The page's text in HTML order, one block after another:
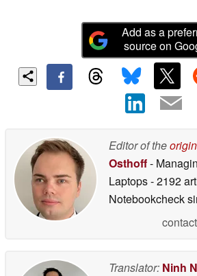
Add as a
source on
Editor of the
Osthoff-
Laptops- 2192
Notebookcheck
Translator: Ninh